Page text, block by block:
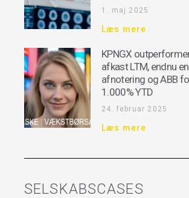
1. maj 2025
Læs mere
KPNGX
afkast LTM, endnu
afnotering og ABB
1.000% YTD
24. februar 2025
Læs mere
SELSKABSCASES